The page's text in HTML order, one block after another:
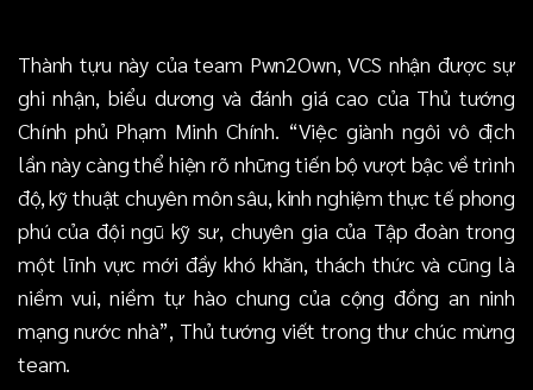
Thành tựu này của team Pwn2Own, VCS nhận được sự
ghi nhận, biểu dương và đánh giá cao của Thủ tướng
Chính phủ Phạm Minh Chính. “Việc giành ngôi vô địch
lần này càng thể hiện rõ những tiến bộ vượt bậc về trình
độ, kỹ thuật chuyên môn sâu, kinh nghiệm thực tế phong
phú của đội ngũ kỹ sư, chuyên gia của Tập đoàn trong
một lĩnh vực mới đầy khó khăn, thách thức và cũng là
niềm vui, niềm tự hào chung của cộng đồng an ninh
mạng nước nhà”, Thủ tướng viết trong thư chúc mừng
team.